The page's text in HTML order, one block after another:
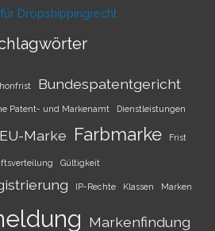
Dropshippingrecht
Bundespatentgericht
Patent- und Markenamt Dienstleistungen
EU-Marke Farbmarke Frist
Gültigkeit
IP-Rechte Klassen Marken
Markenfindung